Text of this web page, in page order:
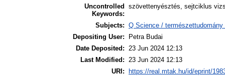
Uncontrolled
Keywords:
szövettenyésztés, sejtciklus
Subjects: Q Science /
Depositing User:
Petra Budai
Date Deposited: 23 Jun 2024 12:13
Last Modified: 23 Jun 2024 12:13
URI:
https://real.mtak.hu/id/eprint/